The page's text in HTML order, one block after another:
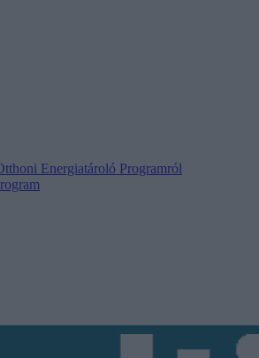
Energiatároló Programról